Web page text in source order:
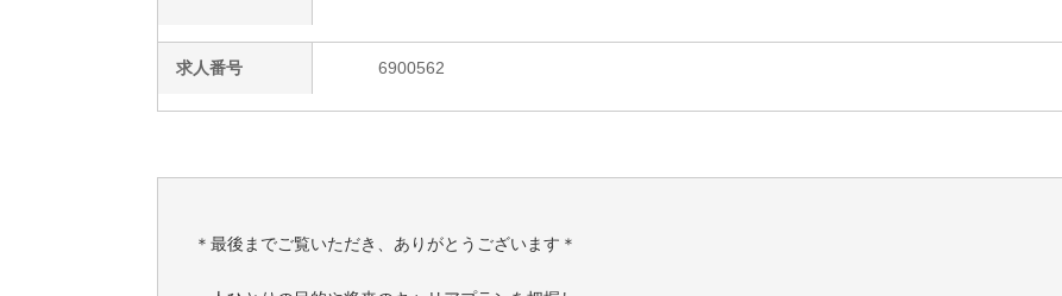
求人番号 6900562
＊最後までご覧いただき、ありがとうございます＊